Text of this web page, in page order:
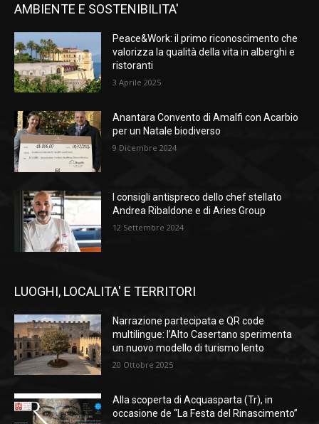
AMBIENTE E SOSTENIBILITA'
Peace&Work: il primo riconoscimento che
valorizza la qualità della vita in alberghi e
ristoranti
3 Aprile 2025
Anantara Convento di Amalfi con Acarbio
per un Natale biodiverso
9 Dicembre 2024
I consigli antispreco dello chef stellato
Andrea Ribaldone e di Aries Group
12 Settembre 2024
LUOGHI, LOCALITA' E TERRITORI
Narrazione partecipata e QR code
multilingue: l’Alto Casertano sperimenta
un nuovo modello di turismo lento
20 Ottobre 2025
Alla scoperta di Acquasparta (Tr), in
occasione de “La Festa del Rinascimento”